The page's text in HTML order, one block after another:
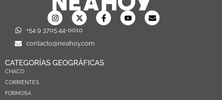
+54 9 3705 44-0010
contacto@neahoy.com
CATEGORÍAS GEOGRÁFICAS
CHACO
CORRIENTES
FORMOSA